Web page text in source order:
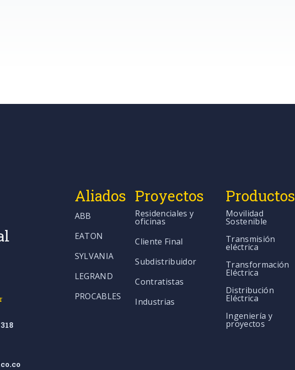
Aliados
ABB
EATON
SYLVANIA
LEGRAND
PROCABLES
Proyectos
Residenciales y
oficinas
Cliente Final
Subdistribuidor
Contratistas
Industrias
Productos
Movilidad
Sostenible
Transmisión
eléctrica
Transformación
Eléctrica
Distribución
Eléctrica
Ingeniería y
proyectos